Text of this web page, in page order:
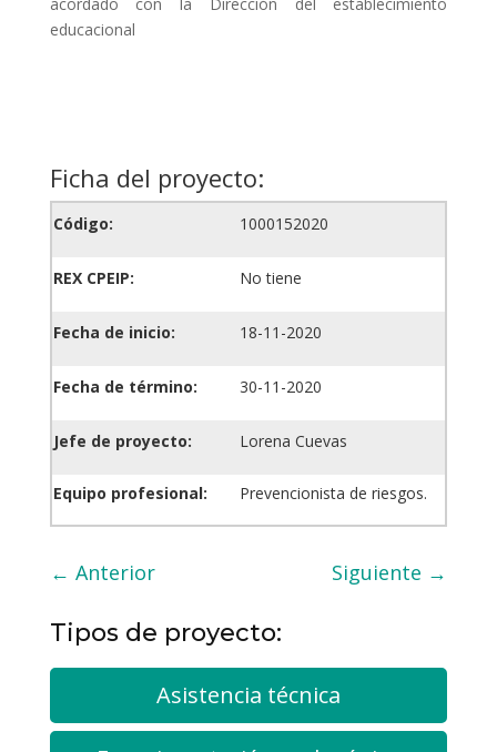
educacional
Ficha del proyecto:
Código: 1000152020
REX CPEIP: No tiene
Fecha de inicio: 18-11-2020
Fecha de término: 30-11-2020
Jefe de proyecto: Lorena Cuevas
Equipo profesional: Prevencionista de riesgos.
← Anterior Siguiente →
Tipos de proyecto:
Asistencia técnica